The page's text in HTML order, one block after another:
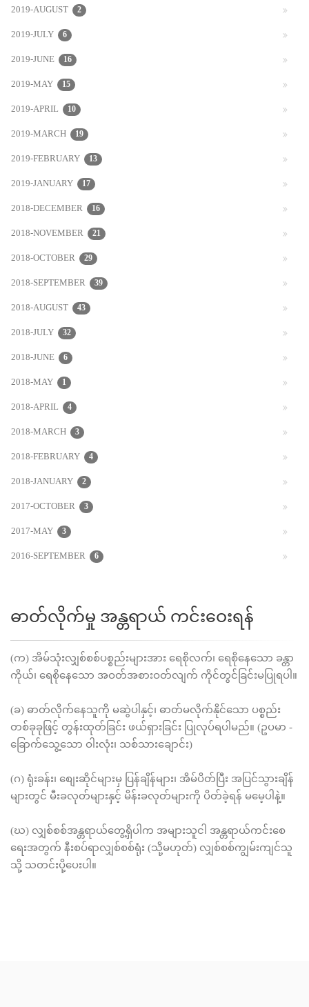
2019-AUGUST 2
2019-JULY 6
2019-JUNE 16
2019-MAY 15
2019-APRIL 10
2019-MARCH 19
2019-FEBRUARY 13
2019-JANUARY 17
2018-DECEMBER 16
2018-NOVEMBER 21
2018-OCTOBER 29
2018-SEPTEMBER 39
2018-AUGUST 43
2018-JULY 32
2018-JUNE 6
2018-MAY 1
2018-APRIL 4
2018-MARCH 3
2018-FEBRUARY 4
2018-JANUARY 2
2017-OCTOBER 3
2017-MAY 3
2016-SEPTEMBER 6
ဓာတ်လိုက်မှု အန္တရာယ် ကင်းဝေးရန်
(က) အိမ်သုံးလျှစ်စစ်ပစ္စည်းများအား ရေစိုလက်၊ ရေစိုနေသော ခန္တာ
ကိုယ်၊ ရေစိုနေသော အဝတ်အစားဝတ်လျက် ကိုင်တွင်ခြင်းမပြုရပါ။
(ခ) ဓာတ်လိုက်နေသူကို မဆွဲပါနှင့်၊ ဓာတ်မလိုက်နိုင်သော ပစ္စည်း
တစ်ခုခုဖြင့် တွန်းထုတ်ခြင်း ဖယ်ရှားခြင်း ပြုလုပ်ရပါမည်။ (ဥပမာ -
ခြောက်သွေ့သော ဝါးလုံး၊ သစ်သားချောင်း)
(ဂ) ရုံးခန်း၊ စျေးဆိုင်များမှ ပြန်ချိန်များ၊ အိမ်ပိတ်ပြီး အပြင်သွားချိန်
များတွင် မီးခလုတ်များနှင့် မိန်းခလုတ်များကို ပိတ်ခဲ့ရန် မမေ့ပါနဲ့။
(ဃ) လျှစ်စစ်အန္တရာယ်တွေ့ရှိပါက အများသူငါ အန္တရာယ်ကင်းစေ
ရေးအတွက် နီးစပ်ရာလျှစ်စစ်ရုံး (သို့မဟုတ်) လျှစ်စစ်ကျွမ်းကျင်သူ
သို့ သတင်းပို့ပေးပါ။